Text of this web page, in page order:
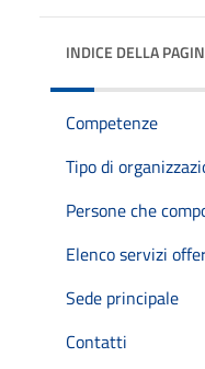
INDICE DELLA
Competenze
Tipo di
Persone che
Elenco servizi
Sede principale
Contatti